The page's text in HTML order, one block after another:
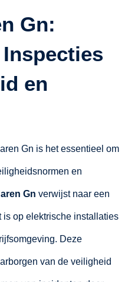
Gn:
en
Gn is het essentieel om
en
Gn verwijst naar een
op elektrische installaties
Deze
van de veiligheid